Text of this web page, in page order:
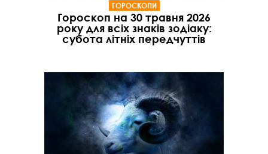
ГОРОСКОПИ
Гороскоп на 30 травня 2026
року для всіх знаків зодіаку:
субота літніх передчуттів